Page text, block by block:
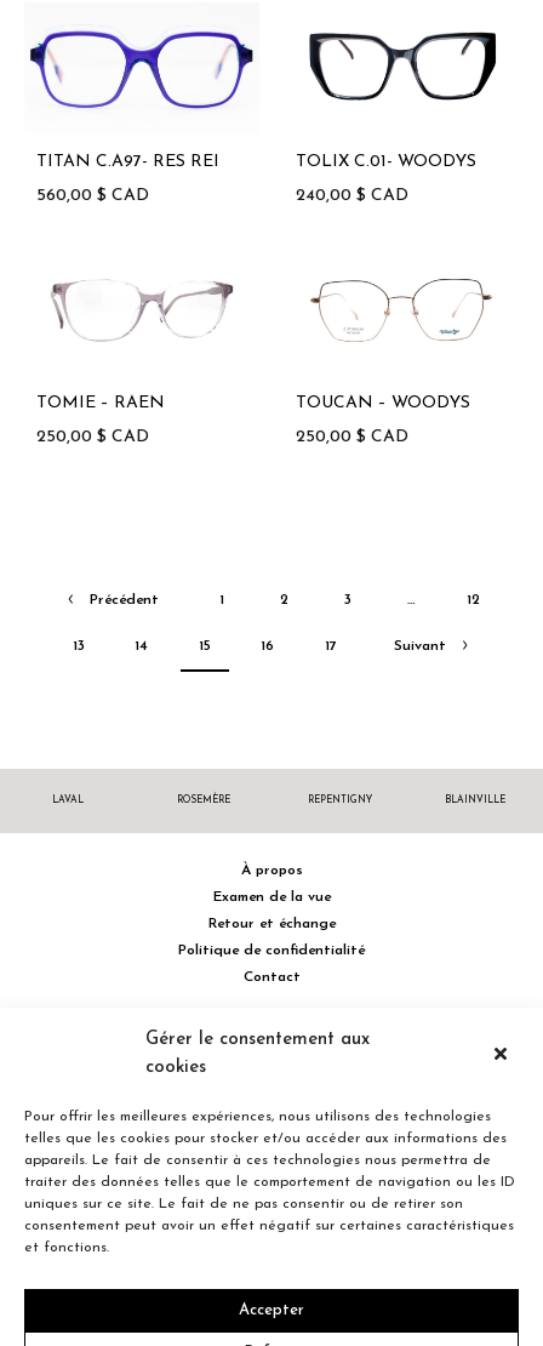
Gérer le consentement aux
cookies
Pour offrir les meilleures expériences, nous utilisons des technologies
telles que les cookies pour stocker et/ou accéder aux informations des
appareils. Le fait de consentir à ces technologies nous permettra de
traiter des données telles que le comportement de navigation ou les ID
uniques sur ce site. Le fait de ne pas consentir ou de retirer son
consentement peut avoir un effet négatif sur certaines caractéristiques
et fonctions.
Accepter
TITAN C.A97- RES REI
560,00 $ CAD
TOLIX C.01- WOODYS
240,00 $ CAD
TOMIE – RAEN
250,00 $ CAD
TOUCAN – WOODYS
250,00 $ CAD
Précédent 1 2 3 … 12
13 14 15 16 17 Suivant
LAVAL ROSEMÈRE REPENTIGNY BLAINVILLE
À propos
Examen de la vue
Retour et échange
Politique de confidentialité
Contact
514 732.0222
Concorde Est, Laval, Québec H7G 2E4 Canada
Entreprise familiale du Québec depuis plus de 40 ans.